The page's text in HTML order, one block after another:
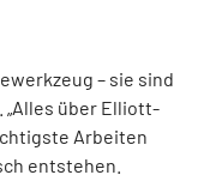
– sie sind
„Alles über Elliott-
Arbeiten
entstehen.